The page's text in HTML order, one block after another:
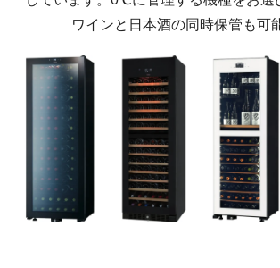
ワインと日本酒の同時保管も可